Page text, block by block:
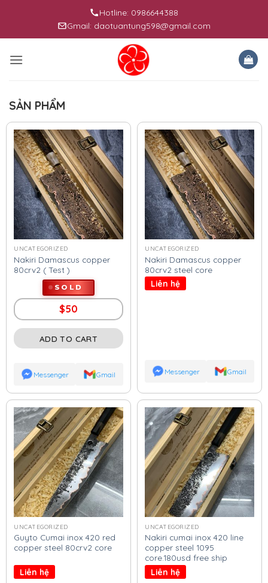
content
Hotline: 0986644388
Gmail: daotuantung598@gmail.com
SẢN PHẨM
UNCATEGORIZED
Nakiri Damascus copper
80crv2 ( Test )
SOLD
$50
ADD TO CART
Messenger Gmail
UNCATEGORIZED
Nakiri Damascus copper
80crv2 steel core
Liên hệ
Messenger Gmail
UNCATEGORIZED
Guyto Cumai inox 420 red
copper steel 80crv2 core
Liên hệ
UNCATEGORIZED
Nakiri cumai inox 420 line
copper steel 1095
core.180usd free ship
Liên hệ